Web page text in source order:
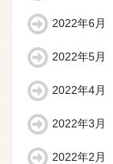
2022年6月
2022年5月
2022年4月
2022年3月
2022年2月